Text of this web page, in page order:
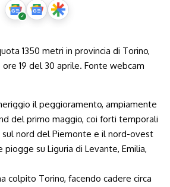
il peggioramento, ampiamente
del primo maggio, coi forti temporali
nord del Piemonte e il nord-ovest
su Liguria di Levante, Emilia,
colpito Torino, facendo cadere circa